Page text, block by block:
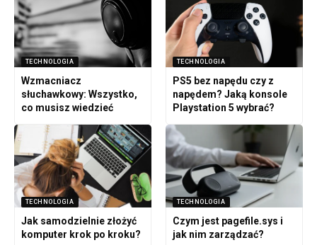
TECHNOLOGIA
Wzmacniacz
słuchawkowy: Wszystko,
co musisz wiedzieć
TECHNOLOGIA
PS5 bez napędu czy z
napędem? Jaką konsole
Playstation 5 wybrać?
TECHNOLOGIA
Jak samodzielnie złożyć
komputer krok po kroku?
TECHNOLOGIA
Czym jest pagefile.sys i
jak nim zarządzać?